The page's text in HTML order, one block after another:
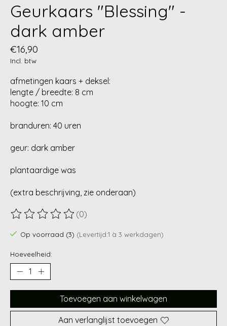
Geurkaars "Blessing" -
dark amber
€16,90
Incl. btw
afmetingen kaars + deksel:
lengte / breedte: 8 cm
hoogte: 10 cm
branduren: 40 uren
geur: dark amber
plantaardige was
(extra beschrijving, zie onderaan)
De beoordeling van dit product is
(0)
Op voorraad (3) (Levertijd:1 à 3 werkdagen)
Hoeveelheid:
Toevoegen aan winkelwagen
Aan verlanglijst toevoegen